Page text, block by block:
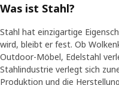
Was ist Stahl?
Stahl hat einzigartige
wird, bleibt er fest. Ob
Outdoor-Möbel, Edelstahl
Stahlindustrie verlegt sich
Produktion und die